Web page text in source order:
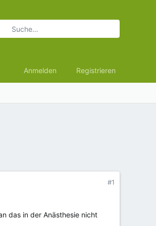
Anmelden Registrieren
#1
das in der Anästhesie nicht